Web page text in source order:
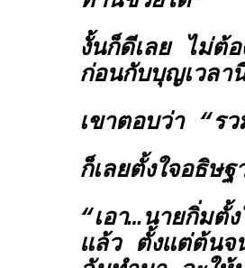
งั้นก็ดีเลย ไม่ต้
ก่อนกับบุญเวลา
เขาตอบว่า “ร
ก็เลยตั้งใจอธิษฐ
“เอา…นายกิ่มตั้
แล้ว ตั้งแต่ต้นจ